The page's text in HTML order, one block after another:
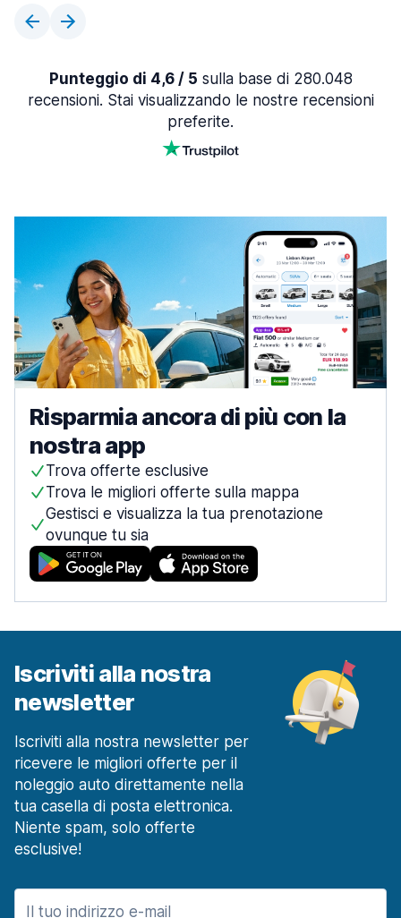
Punteggio di 4,6 / 5 sulla base di 280.048
recensioni. Stai visualizzando le nostre recensioni
preferite.
Risparmia ancora di più con la
nostra app
Trova offerte esclusive
Trova le migliori offerte sulla mappa
Gestisci e visualizza la tua prenotazione
ovunque tu sia
Iscriviti alla nostra
newsletter
Iscriviti alla nostra newsletter per
ricevere le migliori offerte per il
noleggio auto direttamente nella
tua casella di posta elettronica.
Niente spam, solo offerte
esclusive!